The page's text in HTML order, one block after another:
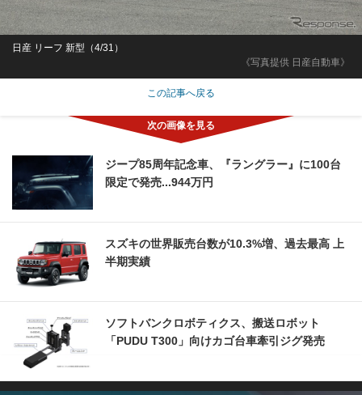
《写真提供 日産自動車》
日産 リーフ 新型（4/31）
この記事へ戻る
ジープ85周年記念車、『ラングラー』に100台
限定で発売...944万円
スズキの世界販売台数が10.3%増、過去最高 上
半期実績
ソフトバンクロボティクス、搬送ロボット
「PUDU T300」向けカゴ台車牽引ジグ発売